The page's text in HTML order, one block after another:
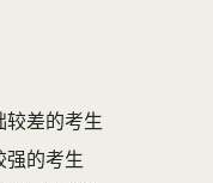
较差的考生
强的考生